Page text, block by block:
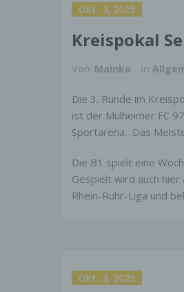
Okt. 3, 2025
Kreispokal
Von Mainka in
Die 3. Runde im
ist der Mülheimer FC
Sportarena. Das
Die B1 spielt eine
Gespielt wird auch hier
Rhein-Ruhr-Liga und
Okt. 3, 2025